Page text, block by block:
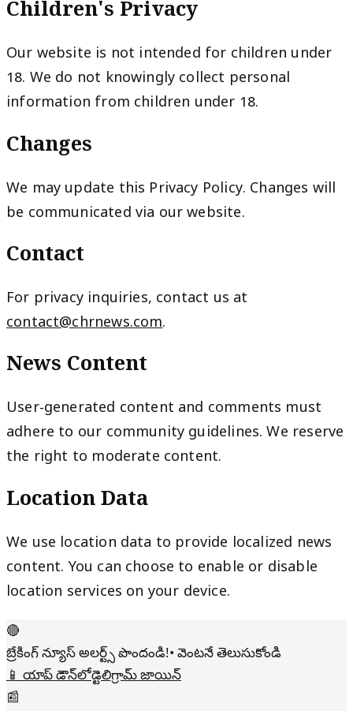
Children's Privacy
Our website is not intended for children under
18. We do not knowingly collect personal
information from children under 18.
Changes
We may update this Privacy Policy. Changes will
be communicated via our website.
Contact
For privacy inquiries, contact us at
contact@chrnews.com.
News Content
User-generated content and comments must
adhere to our community guidelines. We reserve
the right to moderate content.
Location Data
We use location data to provide localized news
content. You can choose to enable or disable
location services on your device.
🔴
బ్రేకింగ్ న్యూస్ అలర్ట్స్ పొందండి!• వెంటనే తెలుసుకోండి
📱 యాప్ డౌన్‌లోడ్టెలిగ్రామ్ జాయిన్
📰